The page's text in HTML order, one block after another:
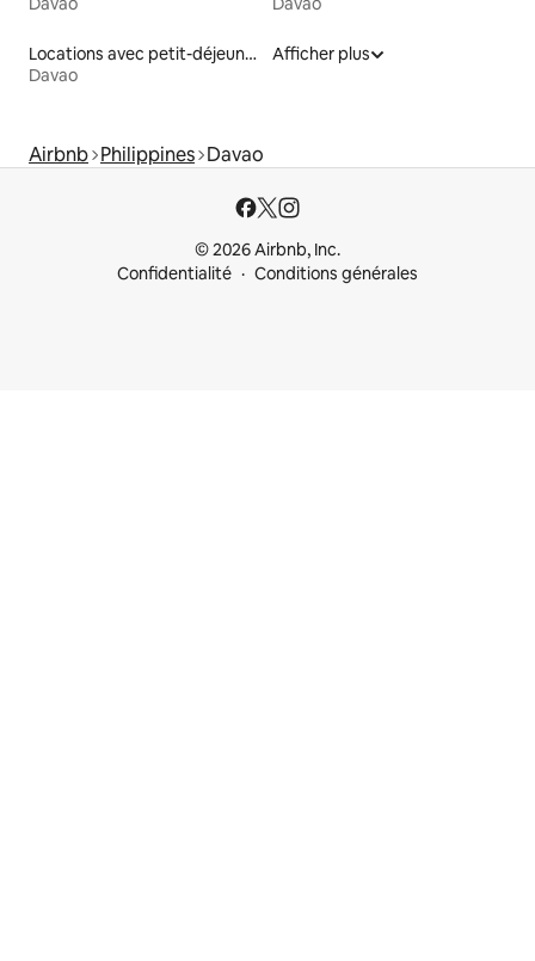
Locations avec petit-déjeuner
Davao
Afficher plus
Airbnb Philippines Davao
© 2026 Airbnb, Inc.
Confidentialité
Conditions générales